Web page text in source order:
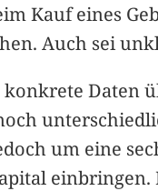
Kauf eines
Auch sei
Daten
um eine